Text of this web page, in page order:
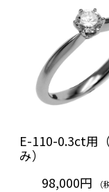
E-110-0.3ct用
み）
98,000円
（